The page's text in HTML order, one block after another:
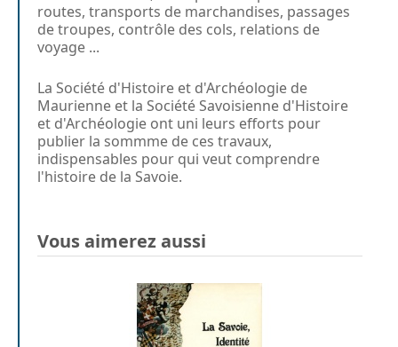
routes, transports de marchandises, passages
de troupes, contrôle des cols, relations de
voyage ...
La Société d'Histoire et d'Archéologie de
Maurienne et la Société Savoisienne d'Histoire
et d'Archéologie ont uni leurs efforts pour
publier la sommme de ces travaux,
indispensables pour qui veut comprendre
l'histoire de la Savoie.
Vous aimerez aussi